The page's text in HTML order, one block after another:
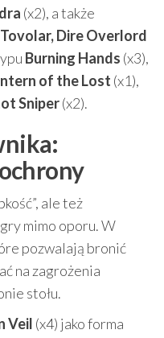
(x2), a także
Tovolar, Dire Overlord
Burning Hands (x3),
of the Lost (x1),
Sniper(x2).
ale też
mimo oporu. W
pozwalają bronić
na zagrożenia
stołu.
Veil (x4) jako forma